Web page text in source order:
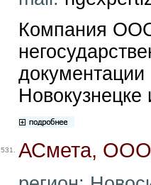
Компания ООО
531. АСмета, ООО